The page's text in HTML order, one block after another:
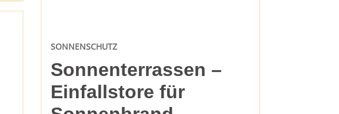
Sonnenterrassen –
Einfallstore für
SONNENSCHUTZ